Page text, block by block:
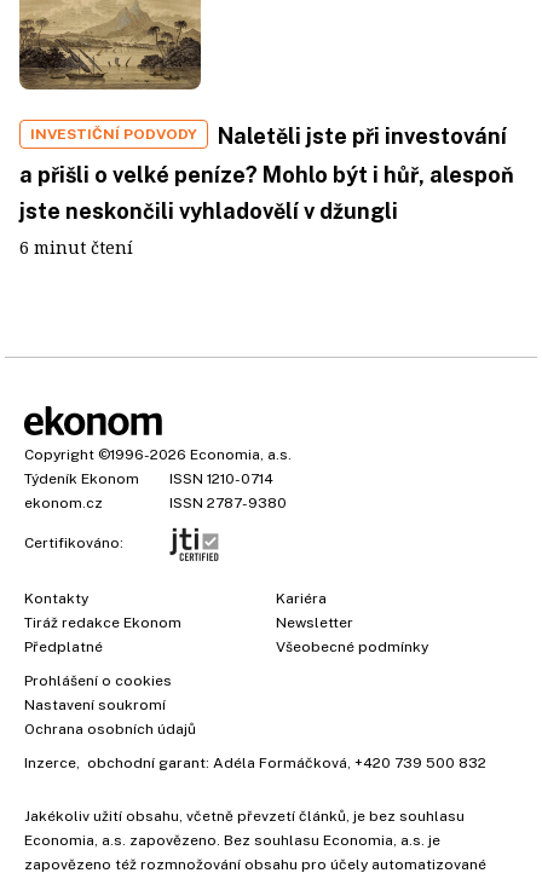
INVESTIČNÍ PODVODY
Naletěli jste při investování
a přišli o velké peníze? Mohlo být i hůř, alespoň
jste neskončili vyhladovělí v džungli
6 minut čtení
Copyright ©1996-2026 Economia, a.s.
Týdeník Ekonom
ISSN 1210-0714
ekonom.cz
ISSN 2787-9380
Certifikováno:
Kontakty
Tiráž redakce Ekonom
Předplatné
Kariéra
Newsletter
Všeobecné podmínky
Prohlášení o cookies
Nastavení soukromí
Ochrana osobních údajů
Inzerce , obchodní garant: Adéla Formáčková +420 739 500 832
Jakékoliv užití obsahu, včetně převzetí článků, je bez souhlasu
Economia, a.s. zapovězeno. Bez souhlasu Economia, a.s. je
zapovězeno též rozmnožování obsahu pro účely automatizované